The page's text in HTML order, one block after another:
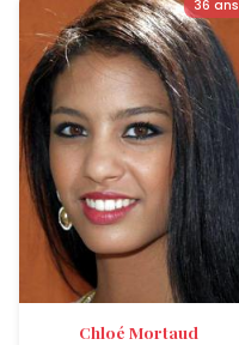
36 ans
Chloé Mortaud